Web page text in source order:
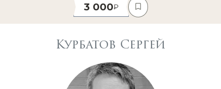
3 000
Курбатов Сергей